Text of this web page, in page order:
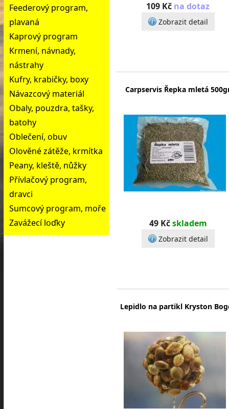
Feederový program,
plavaná
Kaprový program
Krmení, návnady,
nástrahy
Kufry, krabičky, boxy
Návazcový materiál
Obaly, pouzdra, tašky,
batohy
Oblečení, obuv
Olověné zátěže, krmítka
Peany, kleště, nůžky
Přívlačový program,
dravci
Sumcový program, moře
Zavážecí loďky
109 Kč na dotaz
Zobrazit detail
Carpservis Řepka mletá
49 Kč skladem
Zobrazit detail
Lepidlo na partikl Kryston